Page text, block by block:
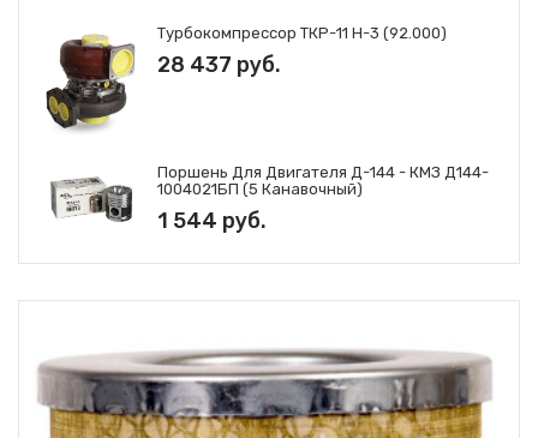
Турбокомпрессор ТКР-11 Н-3 (92.000)
28 437 руб.
Поршень Для Двигателя Д-144 - КМЗ Д144-
1004021БП (5 Канавочный)
1 544 руб.